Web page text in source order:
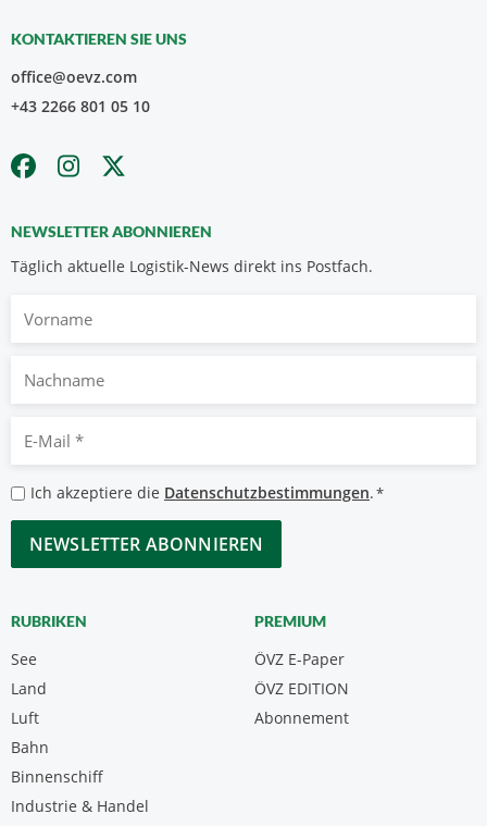
KONTAKTIEREN SIE UNS
office@oevz.com
+43 2266 801 05 10
NEWSLETTER ABONNIEREN
Täglich aktuelle Logistik-News direkt ins Postfach.
Nachname
Mail
*
Datenschutzbestimmungen
*
Ich akzeptiere die Datenschutzbestimmungen.*
CAPTCHA
RUBRIKEN
See
Land
Luft
Bahn
Binnenschiff
Industrie & Handel
PREMIUM
ÖVZ E-Paper
Abonnement
ÖVZ EDITION